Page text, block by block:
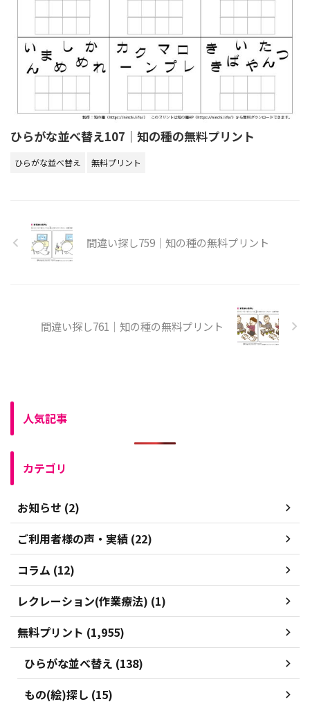
ひらがな並べ替え107｜知の種の無料プリント
ひらがな並べ替え 無料プリント
間違い探し759｜知の種の無料プリント
間違い探し761｜知の種の無料プリント
人気記事
カテゴリ
お知らせ (2)
ご利用者様の声・実績 (22)
コラム (12)
レクレーション(作業療法) (1)
無料プリント (1,955)
ひらがな並べ替え (138)
もの(絵)探し (15)